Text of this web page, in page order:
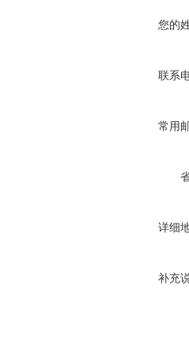
您的
联系
常用
详细
补充